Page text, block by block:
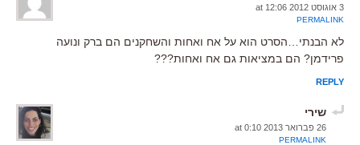
3 אוגוסט 2012 at 12:06
PERMALINK
לא הבנתי…הסרט הוא על אח ואחות והשחקנים הם ברק ונועה
פרידמן? הם במציאות גם אח ואחות???
REPLY
שירי
26 פברואר 2013 at 0:10
PERMALINK